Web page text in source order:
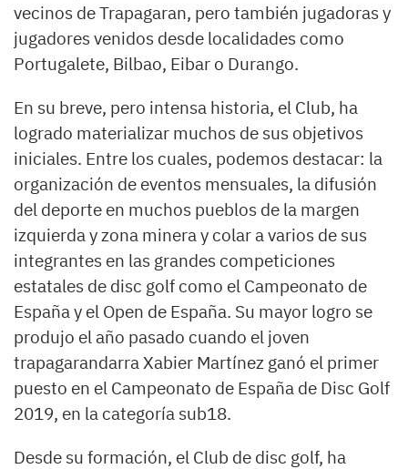
vecinos de Trapagaran, pero también jugadoras y
jugadores venidos desde localidades como
Portugalete, Bilbao, Eibar o Durango.
En su breve, pero intensa historia, el Club, ha
logrado materializar muchos de sus objetivos
iniciales. Entre los cuales, podemos destacar: la
organización de eventos mensuales, la difusión
del deporte en muchos pueblos de la margen
izquierda y zona minera y colar a varios de sus
integrantes en las grandes competiciones
estatales de disc golf como el Campeonato de
España y el Open de España. Su mayor logro se
produjo el año pasado cuando el joven
trapagarandarra Xabier Martínez ganó el primer
puesto en el Campeonato de España de Disc Golf
2019, en la categoría sub18.
Desde su formación, el Club de disc golf, ha